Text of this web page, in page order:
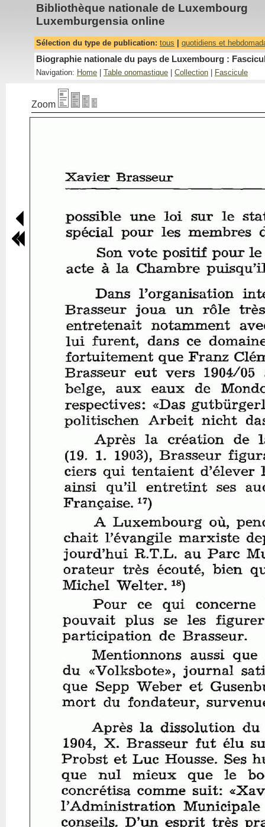
Bibliothèque nationale de Luxembourg
Luxemburgensia online
Sélection du type de publication: tous quotidiens et
Biographie nationale du pays de Luxembourg :
Navigation: Home Table onomastique Collection Fascicule
Zoom